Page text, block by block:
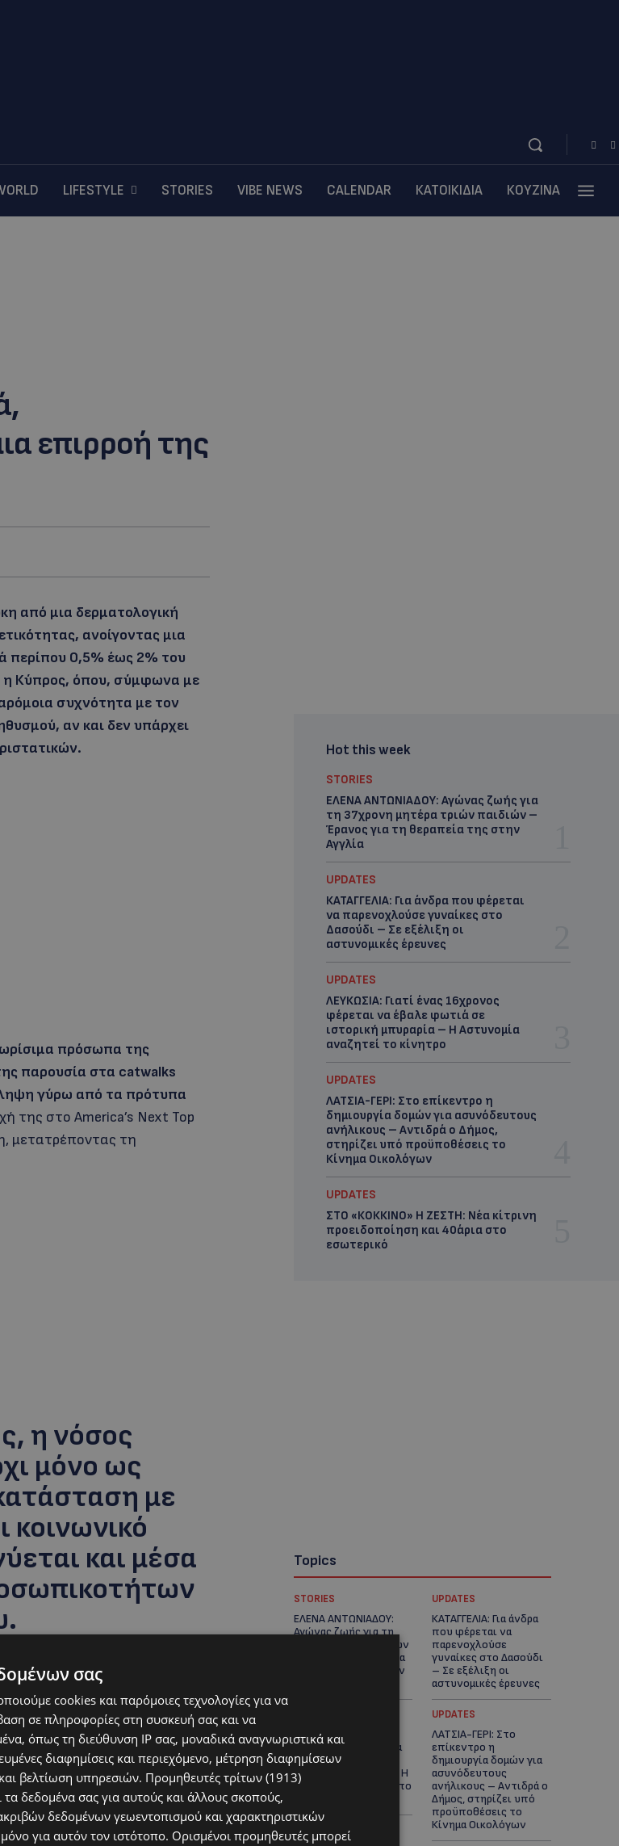
LIFESTYLE STORIES VIBE NEWS CALENDAR ΚΑΤΟΙΚΙΔΙΑ ΚΟΥΖΙΝΑ
επιρροή της
από μια δερματολογική
ανοίγοντας μια
περίπου 0,5% έως 2% του
η Κύπρος, όπου, σύμφωνα με
συχνότητα με τον
αν και δεν υπάρχει
πρόσωπα της
παρουσία στα catwalks
γύρω από τα πρότυπα
της στο America’s Next Top
μετατρέποντας τη
η νόσος
μόνο ως
με
κοινωνικό
και μέσα
με ακρίβεια τα
η κλινική εμπειρία
Ευρώπης, δηλαδή περίπου
νησιού, όπως στο Γενικό
και ιδιώτες δερματολόγοι,
αυτές παρέχονται σύγχρονες
Hot this week
STORIES
ΕΛΕΝΑ ΑΝΤΩΝΙΑΔΟΥ: Αγώνας ζωής για
τη 37χρονη μητέρα τριών παιδιών –
Έρανος για τη θεραπεία της στην
Αγγλία
UPDATES
ΚΑΤΑΓΓΕΛΙΑ: Για άνδρα που φέρεται
να παρενοχλούσε γυναίκες στο
Δασούδι – Σε εξέλιξη οι
αστυνομικές έρευνες
UPDATES
ΛΕΥΚΩΣΙΑ: Γιατί ένας 16χρονος
φέρεται να έβαλε φωτιά σε
ιστορική μπυραρία – Η Αστυνομία
αναζητεί το κίνητρο
UPDATES
ΛΑΤΣΙΑ-ΓΕΡΙ: Στο επίκεντρο η
δημιουργία δομών για ασυνόδευτους
ανήλικους – Αντιδρά ο Δήμος,
στηρίζει υπό προϋποθέσεις το
Κίνημα Οικολόγων
UPDATES
ΣΤΟ «ΚΟΚΚΙΝΟ» Η ΖΕΣΤΗ: Νέα κίτρινη
προειδοποίηση και 40άρια στο
εσωτερικό
Topics
STORIES
ΕΛΕΝΑ ΑΝΤΩΝΙΑΔΟΥ:
Αγώνας ζωής για τη
37χρονη μητέρα τριών
παιδιών – Έρανος για
τη θεραπεία της στην
UPDATES
ΚΑΤΑΓΓΕΛΙΑ: Για άνδρα
που φέρεται να
παρενοχλούσε
γυναίκες στο Δασούδι
– Σε εξέλιξη οι
αστυνομικές έρευνες
ΛΕΥΚΩΣΙΑ: Γιατί ένας
16χρονος φέρεται να
έβαλε φωτιά σε
ιστορική μπυραρία – Η
Αστυνομία αναζητεί το
UPDATES
ΛΑΤΣΙΑ-ΓΕΡΙ: Στο
επίκεντρο η
δημιουργία δομών για
ασυνόδευτους
ανήλικους – Αντιδρά ο
Δήμος, στηρίζει υπό
προϋποθέσεις το
Κίνημα Οικολόγων
σας
cookies και παρόμοιες τεχνολογίες για να
σε πληροφορίες στη συσκευή σας και να
όπως τη διεύθυνση IP σας, μοναδικά αναγνωριστικά και
διαφημίσεις και περιεχόμενο, μέτρηση διαφημίσεων
βελτίωση υπηρεσιών. Προμηθευτές τρίτων (1913)
τα δεδομένα σας για αυτούς και άλλους σκοπούς,
δεδομένων γεωεντοπισμού και χαρακτηριστικών
για αυτόν τον ιστότοπο. Ορισμένοι προμηθευτές μπορεί